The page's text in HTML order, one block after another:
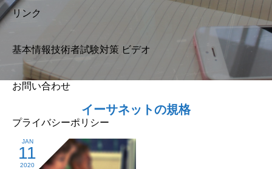
リンク
基本情報技術者試験対策 ビデオ
お問い合わせ
プライバシーポリシー
イーサネットの規格
JAN
11
2020